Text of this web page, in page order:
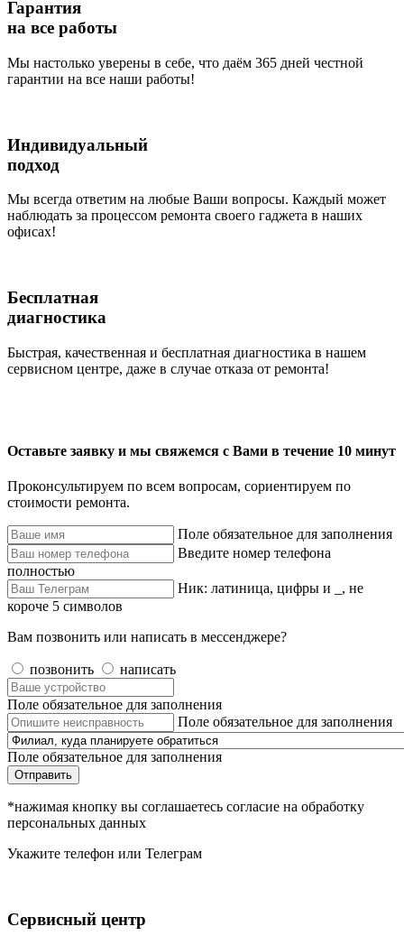
Гарантия
на все работы
Мы настолько уверены в себе, что даём 365 дней честной
гарантии на все наши работы!
Индивидуальный
подход
Мы всегда ответим на любые Ваши вопросы. Каждый может
наблюдать за процессом ремонта своего гаджета в наших
офисах!
Бесплатная
диагностика
Быстрая, качественная и бесплатная диагностика в нашем
сервисном центре, даже в случае отказа от ремонта!
Оставьте заявку и мы свяжемся с Вами в течение 10 минут
Проконсультируем по всем вопросам, сориентируем по
стоимости ремонта.
Поле обязательное для заполнения
Введите номер телефона
полностью
Ник: латиница, цифры и _, не
короче 5 символов
Вам позвонить или написать в мессенджере?
позвонить написать
Поле обязательное для заполнения
Поле обязательное для заполнения
Поле обязательное для заполнения
Отправить
*нажимая кнопку вы соглашаетесь согласие на обработку
персональных данных
Укажите телефон или Телеграм
Сервисный центр